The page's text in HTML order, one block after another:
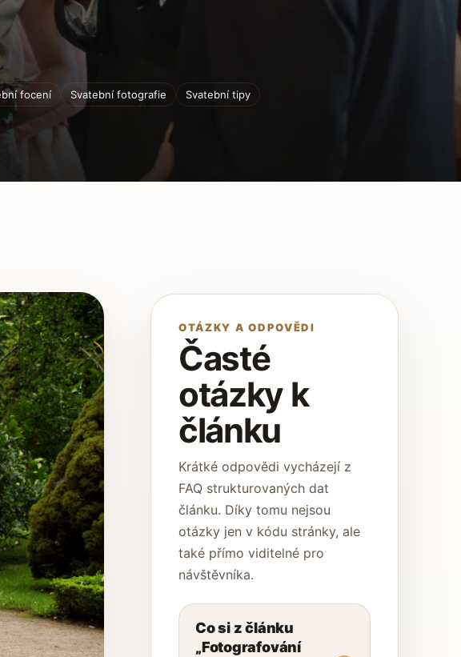
focení Svatební fotografie Svatební tipy
OTÁZKY A ODPOVĚDI
Časté
otázky k
článku
Krátké odpovědi vycházejí z
FAQ strukturovaných dat
článku. Díky tomu nejsou
otázky jen v kódu stránky, ale
také přímo viditelné pro
návštěvníka.
Co si z článku
„Fotografování